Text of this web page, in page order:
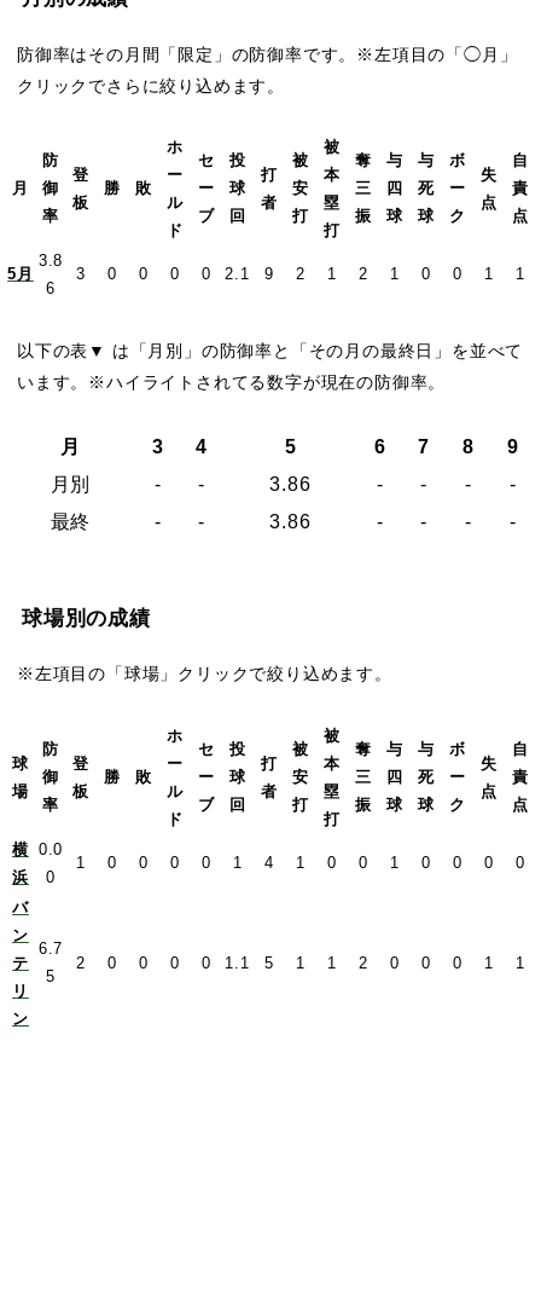
防御率はその月間「限定」の防御率です。※左項目の「◯月」
クリックでさらに絞り込めます。
月
防
御
率
登
板
勝 敗
ホ
ー
ル
ド
セ
ー
ブ
投
球
回
打
者
被
安
打
被
本
塁
打
奪
三
振
与
四
球
与
死
球
ボ
ー
ク
失
点
自
責
点
5月
3.8
6
3 0 0 0 0 2.1 9 2 1 2 1 0 0 1 1
以下の表▼ は「月別」の防御率と「その月の最終日」を並べて
います。※ハイライトされてる数字が現在の防御率。
月 3 4 5 6 7 8
9
月別
- - 3.86 - - -
-
最終
- - 3.86 - - - -
球場別の成績
※左項目の「球場」クリックで絞り込めます。
球
場
防
御
率
登
板
勝 敗
ホ
ー
ル
ド
セ
ー
ブ
投
球
回
打
者
被
安
打
被
本
塁
打
奪
三
振
与
四
球
与
死
球
ボ
ー
ク
失
点
自
責
点
横
浜
0.0
0
1 0 0 0 0 1 4 1 0 0 1 0 0 0 0
バ
ン
テ
リ
ン
6.7
5
2 0 0 0 0 1.1 5 1 1 2 0 0 0 1 1